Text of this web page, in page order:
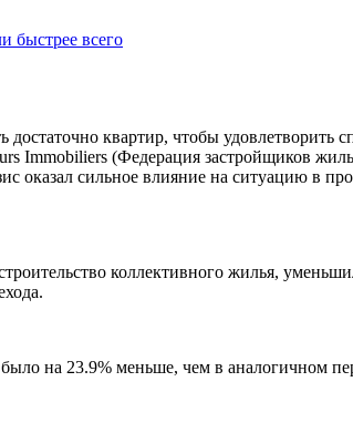
квартир, чтобы
Immobiliers (Федерация застройщиков
оказал сильное влияние на ситуацию в
коллективного жилья,
на 23.9% меньше, чем в аналогичном